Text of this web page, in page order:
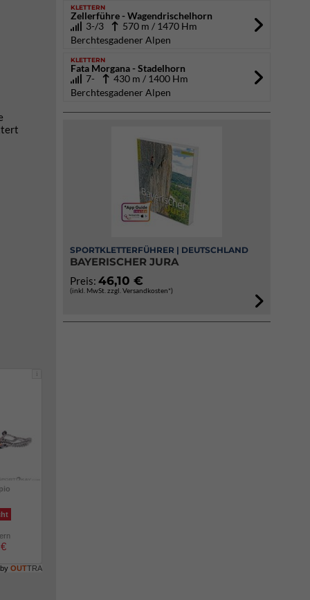
i
OUTTRA
KLETTERN
Zellerführe - Wagendrischelhorn
3-/3
570 m / 1470 Hm
Berchtesgadener Alpen
KLETTERN
Fata Morgana - Stadelhorn
7-
430 m / 1400 Hm
Berchtesgadener Alpen
SPORTKLETTERFÜHRER | DEUTSCHLAND
BAYERISCHER JURA
Preis: 46,10 €
(inkl. MwSt. zzgl. Versandkosten*)